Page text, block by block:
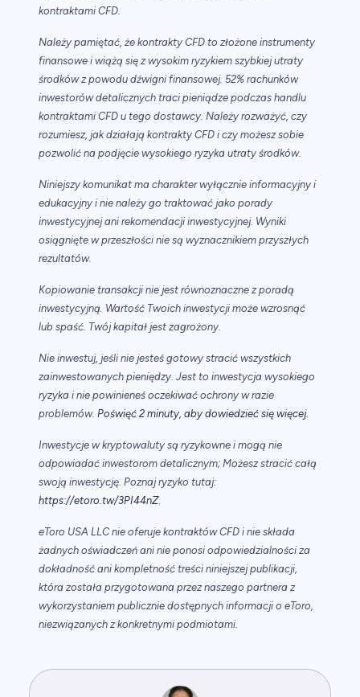
kontraktami CFD.
Należy pamiętać, że kontrakty CFD to złożone instrumenty
finansowe i wiążą się z wysokim ryzykiem szybkiej utraty
środków z powodu dźwigni finansowej. 52% rachunków
inwestorów detalicznych traci pieniądze podczas handlu
kontraktami CFD u tego dostawcy. Należy rozważyć, czy
rozumiesz, jak działają kontrakty CFD i czy możesz sobie
pozwolić na podjęcie wysokiego ryzyka utraty środków.
Niniejszy komunikat ma charakter wyłącznie informacyjny i
edukacyjny i nie należy go traktować jako porady
inwestycyjnej ani rekomendacji inwestycyjnej. Wyniki
osiągnięte w przeszłości nie są wyznacznikiem przyszłych
rezultatów.
Kopiowanie transakcji nie jest równoznaczne z poradą
inwestycyjną. Wartość Twoich inwestycji może wzrosnąć
lub spaść. Twój kapitał jest zagrożony.
Nie inwestuj, jeśli nie jesteś gotowy stracić wszystkich
zainwestowanych pieniędzy. Jest to inwestycja wysokiego
ryzyka i nie powinieneś oczekiwać ochrony w razie
problemów. Poświęć 2 minuty, aby dowiedzieć się więcej.
Inwestycje w kryptowaluty są ryzykowne i mogą nie
odpowiadać inwestorom detalicznym; Możesz stracić całą
swoją inwestycję. Poznaj ryzyko tutaj:
https://etoro.tw/3PI44nZ.
eToro USA LLC nie oferuje kontraktów CFD i nie składa
żadnych oświadczeń ani nie ponosi odpowiedzialności za
dokładność ani kompletność treści niniejszej publikacji,
która została przygotowana przez naszego partnera z
wykorzystaniem publicznie dostępnych informacji o eToro,
niezwiązanych z konkretnymi podmiotami.